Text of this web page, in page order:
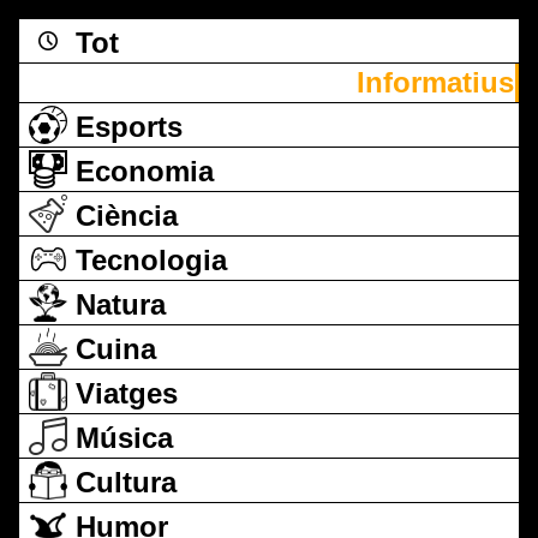
Tot
Informatius
Esports
Economia
Ciència
Tecnologia
Natura
Cuina
Viatges
Música
Cultura
Humor